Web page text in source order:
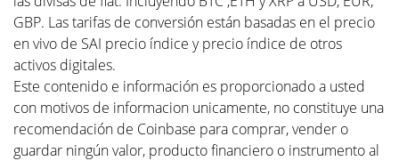
GBP. Las tarifas de conversión están basadas en el precio
en vivo de SAI precio índice y precio índice de otros
activos digitales.
Este contenido e información es proporcionado a usted
con motivos de informacion unicamente, no constituye una
recomendación de Coinbase para comprar, vender o
guardar ningún valor, producto financiero o instrumento al